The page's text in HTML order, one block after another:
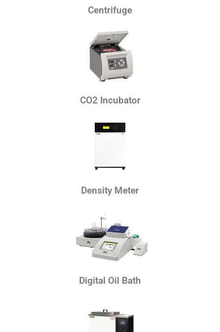
Centrifuge
CO2 Incubator
Density Meter
Digital Oil Bath